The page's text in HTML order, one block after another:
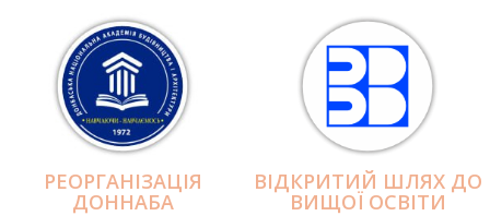
РЕОРГАНІЗАЦІЯ
ДОННАБА
ВІДКРИТИЙ ШЛЯХ ДО
ВИЩОЇ ОСВІТИ